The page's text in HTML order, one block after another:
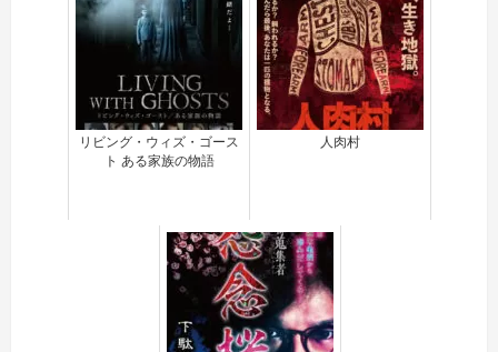
リビング・ウィズ・ゴース
ト ある家族の物語
人肉村